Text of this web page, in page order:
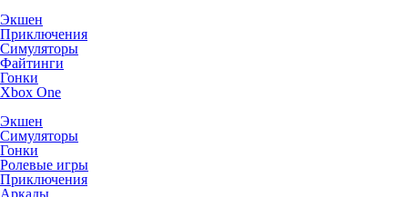
Экшен
Приключения
Симуляторы
Файтинги
Гонки
Xbox One
Экшен
Симуляторы
Гонки
Ролевые игры
Приключения
Аркады